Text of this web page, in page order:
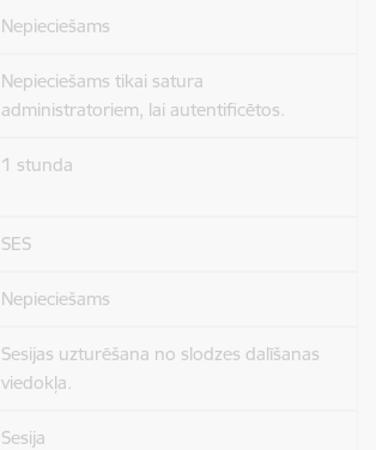
Nepieciešams
Nepieciešams tikai satura
administratoriem, lai autentificētos.
1 stunda
SES
Nepieciešams
Sesijas uzturēšana no slodzes dalīšanas
viedokļa.
Sesija